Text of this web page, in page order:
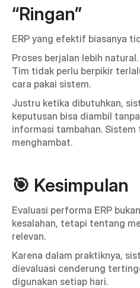
“Ringan”
ERP yang efektif biasanya
Proses berjalan lebih natural.
Tim tidak perlu berpikir
cara pakai sistem.
Justru ketika dibutuhkan,
keputusan bisa diambil
informasi tambahan. Sistem
menghambat.
🎯 Kesimpulan
Evaluasi performa ERP
kesalahan, tetapi tentang
relevan.
Karena dalam praktiknya,
dievaluasi cenderung
digunakan setiap hari.